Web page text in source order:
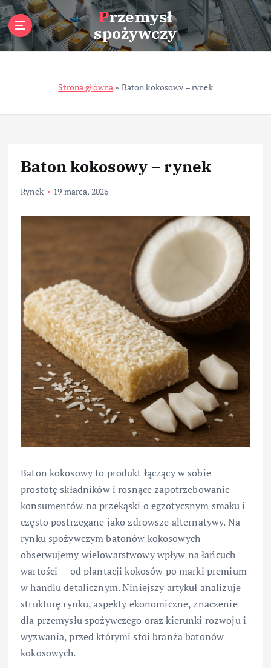
S
k
i
p
n
Przemysł
spożywczy
Strona główna » Baton kokosowy – rynek
Baton kokosowy – rynek
Rynek 19 marca, 2026
Baton kokosowy to produkt łączący w sobie
prostotę składników i rosnące zapotrzebowanie
konsumentów na przekąski o egzotycznym smaku i
często postrzegane jako zdrowsze alternatywy. Na
rynku spożywczym batonów kokosowych
obserwujemy wielowarstwowy wpływ na łańcuch
wartości — od plantacji kokosów po marki premium
w handlu detalicznym. Niniejszy artykuł analizuje
strukturę rynku, aspekty ekonomiczne, znaczenie
dla przemysłu spożywczego oraz kierunki rozwoju i
wyzwania, przed którymi stoi branża batonów
kokosowych.